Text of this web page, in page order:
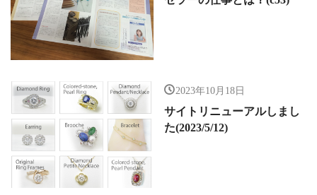
2023年10月18日
サイトリニューアルしまし
た(2023/5/12)